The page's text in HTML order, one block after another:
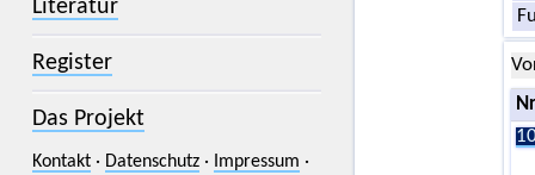
Literatur
Register
Das Projekt
Kontakt· Datenschutz· Impressum ·